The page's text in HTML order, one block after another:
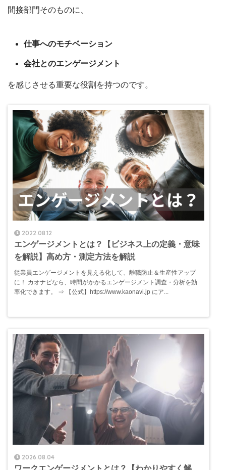
間接部門そのものに、
仕事へのモチベーション
会社とのエンゲージメント
を感じさせる重要な役割を持つのです。
2022.08.12
エンゲージメントとは？【ビジネス上の定義・意味
を解説】高め方・測定方法を解説
従業員エンゲージメントを見える化して、離職防止＆生産性アップ
に！ カオナビなら、時間がかかるエンゲージメント調査・分析を効
率化できます。 ⇒ 【公式】https://www.kaonavi.jp にア...
2026.08.04
ワークエンゲージメントとは？【わかりやすく解